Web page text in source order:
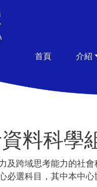
主導覽
首頁 介紹
料科學
及跨域思考能力的社
必選科目，其中本中